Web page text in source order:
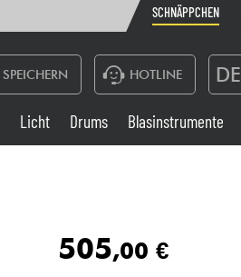
SCHNÄPPCHEN
SPEICHERN HOTLINE DE
Belgique
Nederland
Live-Sound
Licht Drums Blasinstrumente
505,00 €